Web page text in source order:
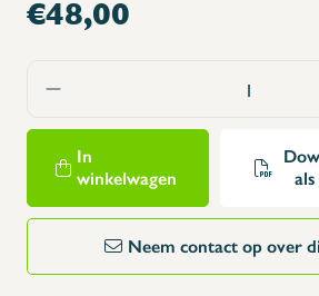
€48,00
In
winkelwagen
als
Neem contact op over